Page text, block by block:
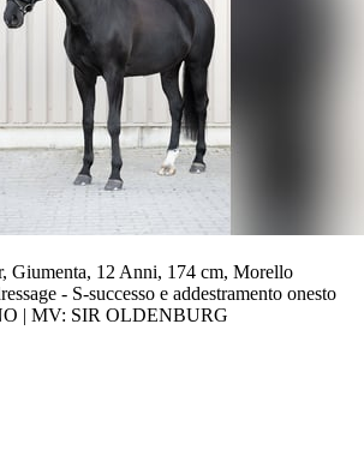
Giumenta, 12 Anni, 174 cm, Morello
- S-successo e addestramento onesto
| MV: SIR OLDENBURG